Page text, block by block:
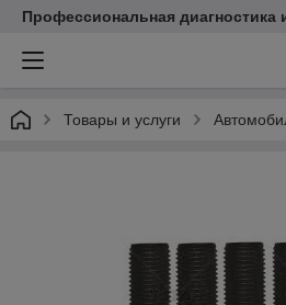
Профессиональная
Товары и услуги